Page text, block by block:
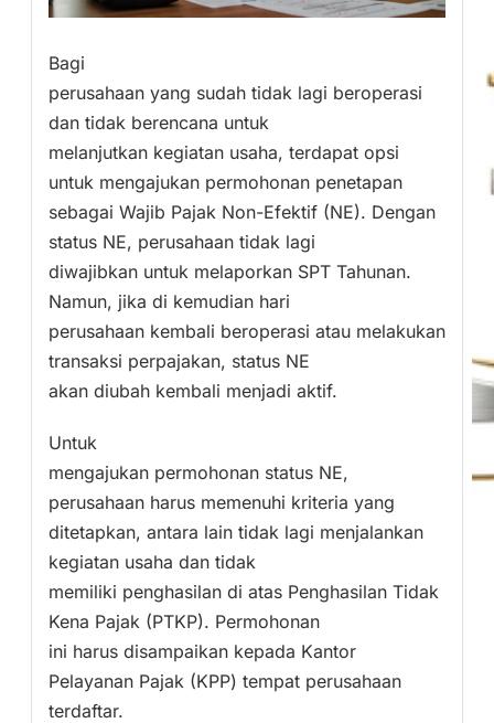
Bagi
perusahaan yang sudah tidak lagi beroperasi
dan tidak berencana untuk
melanjutkan kegiatan usaha, terdapat opsi
untuk mengajukan permohonan penetapan
sebagai Wajib Pajak Non-Efektif (NE). Dengan
status NE, perusahaan tidak lagi
diwajibkan untuk melaporkan SPT Tahunan.
Namun, jika di kemudian hari
perusahaan kembali beroperasi atau melakukan
transaksi perpajakan, status NE
akan diubah kembali menjadi aktif.
Untuk
mengajukan permohonan status NE,
perusahaan harus memenuhi kriteria yang
ditetapkan, antara lain tidak lagi menjalankan
kegiatan usaha dan tidak
memiliki penghasilan di atas Penghasilan Tidak
Kena Pajak (PTKP). Permohonan
ini harus disampaikan kepada Kantor
Pelayanan Pajak (KPP) tempat perusahaan
terdaftar.